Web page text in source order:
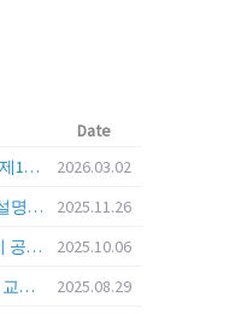
Date
[한국과학기술연구원(KIST)] 2026년도 제1차 연구부문 공개채용 안내
2026.03.02
[KOTRA] 12월 14일(일) 채용상담회 및 설명회를 안내
2025.11.26
DGIST 2025년도 제3차 전임직교원 상시 공개초빙 공고
2025.10.06
2026학년도 전기 고려대학교 연구중점교수 초빙 공고
2025.08.29